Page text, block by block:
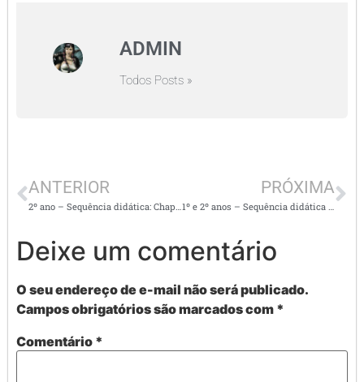
ADMIN
Todos Posts »
ANTERIOR
2º ano – Sequência didática: Chapeuzinho Vermelho
PRÓXIMA
1º e 2º anos – Sequência didática – LÍNGUA PORTUGUESA E MATEMÁTICA
Deixe um comentário
O seu endereço de e-mail não será publicado.
Campos obrigatórios são marcados com *
Comentário *